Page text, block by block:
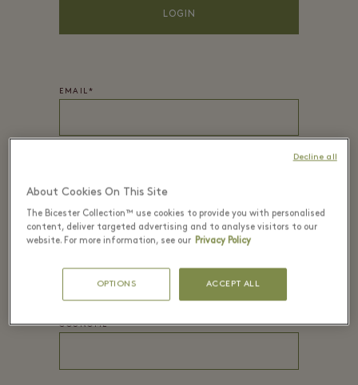
LOGIN
EMAIL*
COGNOME*
About Cookies On This Site
The Bicester Collection™ use cookies to provide you with personalised
content, deliver targeted advertising and to analyse visitors to our
website. For more information, see our Privacy Policy
OPTIONS ACCEPT ALL
Decline all